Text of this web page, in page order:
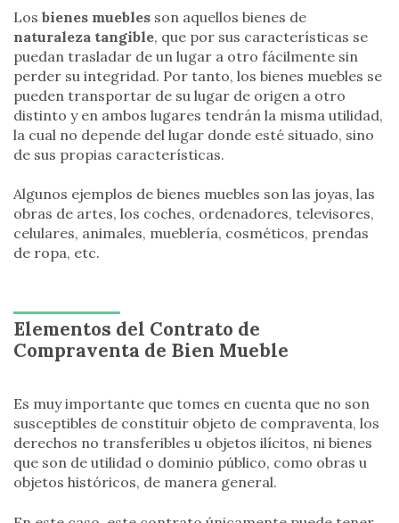
Los bienes muebles son aquellos bienes de
naturaleza tangible, que por sus características se
puedan trasladar de un lugar a otro fácilmente sin
perder su integridad. Por tanto, los bienes muebles se
pueden transportar de su lugar de origen a otro
distinto y en ambos lugares tendrán la misma utilidad,
la cual no depende del lugar donde esté situado, sino
de sus propias características.
Algunos ejemplos de bienes muebles son las joyas, las
obras de artes, los coches, ordenadores, televisores,
celulares, animales, mueblería, cosméticos, prendas
de ropa, etc.
Elementos del Contrato de
Compraventa de Bien Mueble
Es muy importante que tomes en cuenta que no son
susceptibles de constituir objeto de compraventa, los
derechos no transferibles u objetos ilícitos, ni bienes
que son de utilidad o dominio público, como obras u
objetos históricos, de manera general.